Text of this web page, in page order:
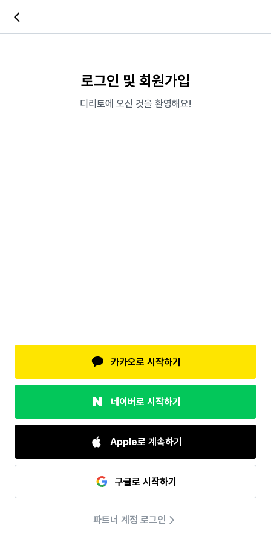
로그인 및 회원가입
디리토에 오신 것을 환영해요!
카카오로 시작하기
네이버로 시작하기
Apple로 계속하기
구글로 시작하기
파트너 계정 로그인